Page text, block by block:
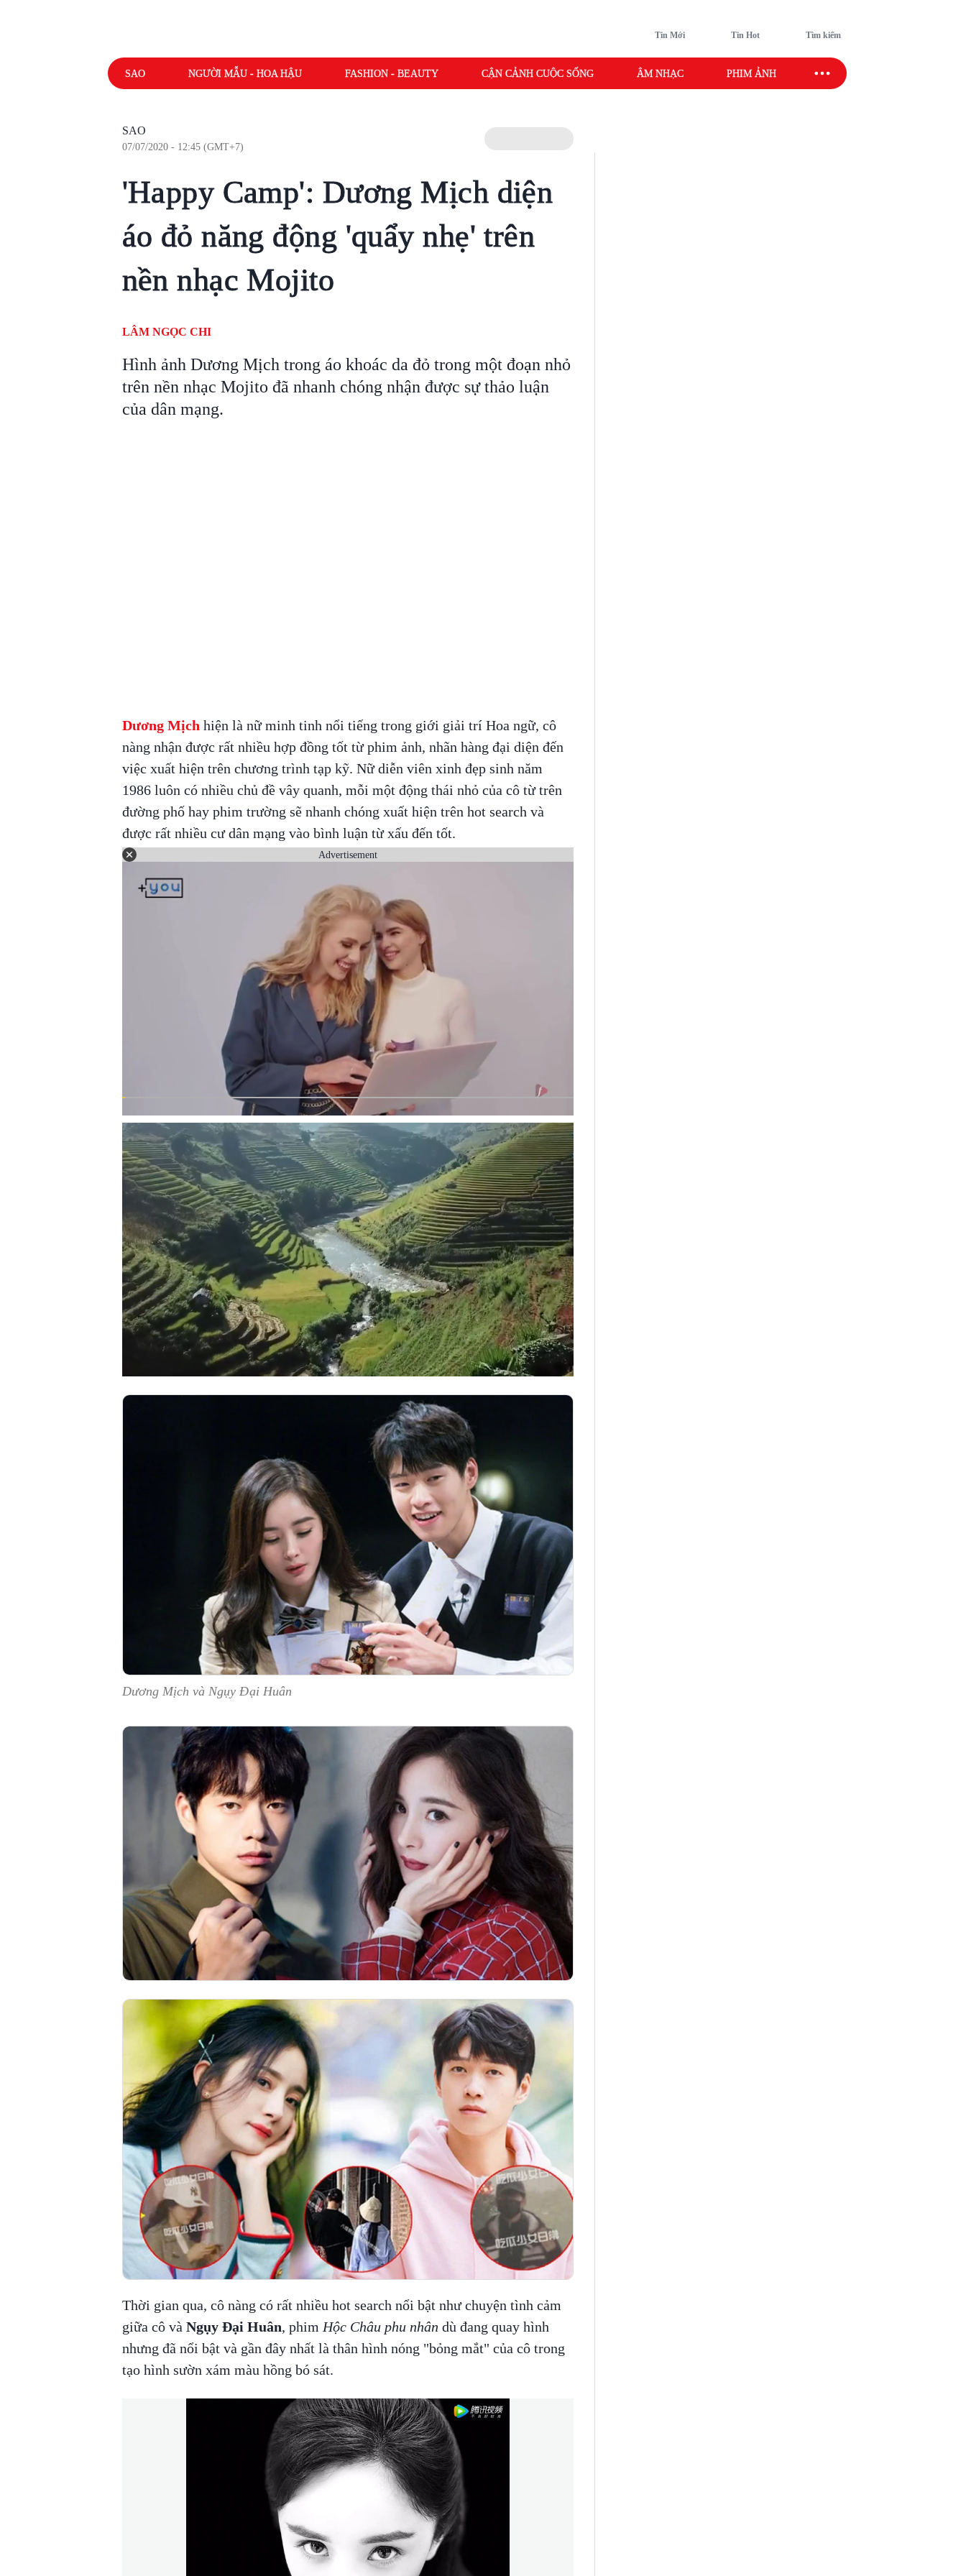
Tin Mới Tin Hot Tìm kiếm
SAO NGƯỜI MẪU - HOA HẬU FASHION - BEAUTY CẬN CẢNH CUỘC SỐNG ÂM NHẠC PHIM ẢNH SAO SPORT
SAO
07/07/2020 - 12:45 (GMT+7)
'Happy Camp': Dương Mịch diện
áo đỏ năng động 'quẩy nhẹ' trên
nền nhạc Mojito
LÂM NGỌC CHI
Hình ảnh Dương Mịch trong áo khoác da đỏ trong một đoạn nhỏ
trên nền nhạc Mojito đã nhanh chóng nhận được sự thảo luận
của dân mạng.
Dương Mịch hiện là nữ minh tinh nổi tiếng trong giới giải trí Hoa ngữ, cô
nàng nhận được rất nhiều hợp đồng tốt từ phim ảnh, nhãn hàng đại diện đến
việc xuất hiện trên chương trình tạp kỹ. Nữ diễn viên xinh đẹp sinh năm
1986 luôn có nhiều chủ đề vây quanh, mỗi một động thái nhỏ của cô từ trên
đường phố hay phim trường sẽ nhanh chóng xuất hiện trên hot search và
được rất nhiều cư dân mạng vào bình luận từ xấu đến tốt.
Advertisement
Dương Mịch và Ngụy Đại Huân
Thời gian qua, cô nàng có rất nhiều hot search nổi bật như chuyện tình cảm
giữa cô và Ngụy Đại Huân, phim Hộc Châu phu nhân dù đang quay hình
nhưng đã nổi bật và gần đây nhất là thân hình nóng "bỏng mắt" của cô trong
tạo hình sườn xám màu hồng bó sát.